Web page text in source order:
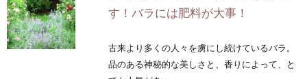
す！バラには肥料が大事！
古来より多くの人々を虜にし続けているバラ。
品のある神秘的な美しさと、香りによって、と